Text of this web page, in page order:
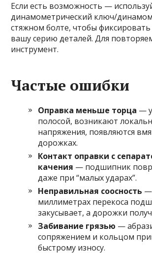
Если есть возможность —
динамометрический ключ/
стяжном болте, чтобы
вашу серию деталей. Для
инструмент.
Частые ошибки
Оправка меньше торца —
полосой, возникают
напряжения, появляются
дорожках.
Контакт оправки с
качения — подшипник
даже при “малых ударах”.
Неправильная соосность —
миллиметрах перекоса
закусывает, а дорожки
Забивание грязью —
сопряжением и кольцом
быстрому износу.